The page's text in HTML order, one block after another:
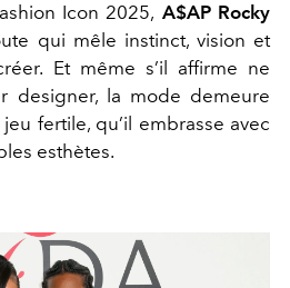
Icon 2025, A$AP Rocky
qui mêle instinct, vision et
Et même s’il affirme ne
designer, la mode demeure
fertile, qu’il embrasse avec
esthètes.